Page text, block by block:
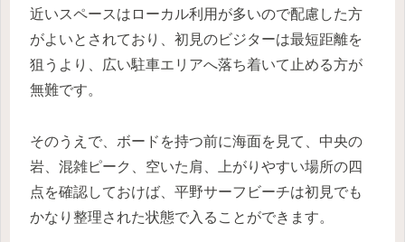
近いスペースはローカル利用が多いので配慮した方
がよいとされており、初見のビジターは最短距離を
狙うより、広い駐車エリアへ落ち着いて止める方が
無難です。
そのうえで、ボードを持つ前に海面を見て、中央の
岩、混雑ピーク、空いた肩、上がりやすい場所の四
点を確認しておけば、平野サーフビーチは初見でも
かなり整理された状態で入ることができます。